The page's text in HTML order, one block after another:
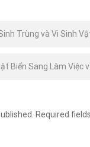
Trùng và Vi Sinh
Biển Sang Làm Việc
Required